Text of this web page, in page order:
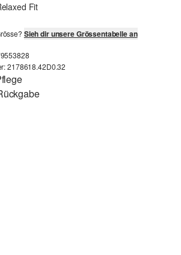
Fit
Sieh dir unsere Grössentabelle an
2178618.42D0.32